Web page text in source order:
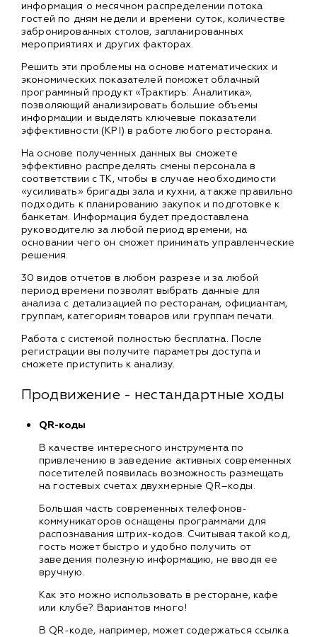
информация о месячном распределении потока
гостей по дням недели и времени суток, количестве
забронированных столов, запланированных
мероприятиях и других факторах.
Решить эти проблемы на основе математических и
экономических показателей поможет облачный
программный продукт «Трактиръ: Аналитика»,
позволяющий анализировать большие объемы
информации и выделять ключевые показатели
эффективности (KPI) в работе любого ресторана.
На основе полученных данных вы сможете
эффективно распределять смены персонала в
соответствии с ТК, чтобы в случае необходимости
«усиливать» бригады зала и кухни, а также правильно
подходить к планированию закупок и подготовке к
банкетам. Информация будет предоставлена
руководителю за любой период времени, на
основании чего он сможет принимать управленческие
решения.
30 видов отчетов в любом разрезе и за любой
период времени позволят выбрать данные для
анализа с детализацией по ресторанам, официантам,
группам, категориям товаров или группам печати.
Работа с системой полностью бесплатна. После
регистрации вы получите параметры доступа и
сможете приступить к анализу.
Продвижение - нестандартные ходы
QR-коды
В качестве интересного инструмента по
привлечению в заведение активных современных
посетителей появилась возможность размещать
на гостевых счетах двухмерные QR–коды.
Большая часть современных телефонов-
коммуникаторов оснащены программами для
распознавания штрих-кодов. Считывая такой код,
гость может быстро и удобно получить от
заведения полезную информацию, не вводя ее
вручную.
Как это можно использовать в ресторане, кафе
или клубе? Вариантов много!
В QR-коде, например, может содержаться ссылка